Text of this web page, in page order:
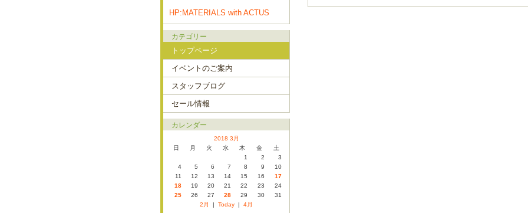
HP:MATERIALS with ACTUS
カテゴリー
トップページ
イベントのご案内
スタッフブログ
セール情報
カレンダー
2018 3月
日
月 火 水 木 金
土
1
2
3
4
5 6 7 8 9
10
11
12 13 14 15 16
17
18
19 20 21 22 23
24
25
26 27 28 29 30
31
2月
| Today | 4月